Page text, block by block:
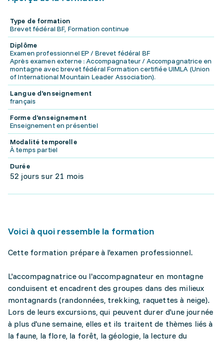
Type de formation
Brevet fédéral BF, Formation continue
Diplôme
Examen professionnel EP / Brevet fédéral BF
Après examen externe : Accompagnateur / Accompagnatrice en
montagne avec brevet fédéral Formation certifiée UIMLA (Union
of International Mountain Leader Association).
Langue d'enseignement
français
Forme d'enseignement
Enseignement en présentiel
Modalité temporelle
À temps partiel
Durée
52 jours sur 21 mois
Voici à quoi ressemble la formation
Cette formation prépare à l'examen professionnel.
L'accompagnatrice ou l'accompagnateur en montagne
conduisent et encadrent des groupes dans des milieux
montagnards (randonnées, trekking, raquettes à neige).
Lors de leurs excursions, qui peuvent durer d'une journée
à plus d'une semaine, elles et ils traitent de thèmes liés à
la faune, la flore, la forêt, la géologie, la lecture du